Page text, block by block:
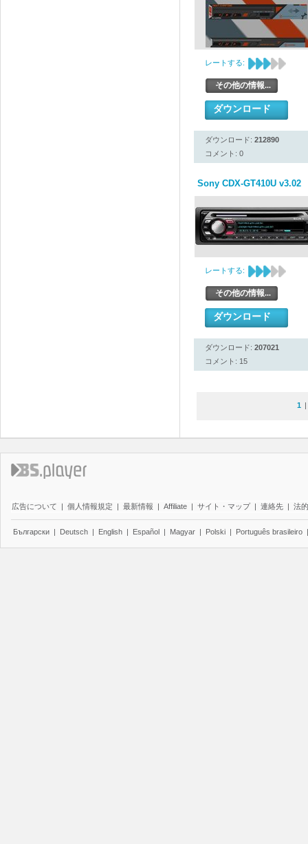
レートする:
その他の情報...
ダウンロード
ダウンロード: 212890
コメント: 0
Sony CDX-GT410U v3.02
レートする:
その他の情報...
ダウンロード
ダウンロード: 207021
コメント: 15
1
広告について | 個人情報規定 | 最新情報 | Affiliate | サイト・マップ | 連絡先 | 法
Български | Deutsch | English | Español | Magyar | Polski | Português brasileiro